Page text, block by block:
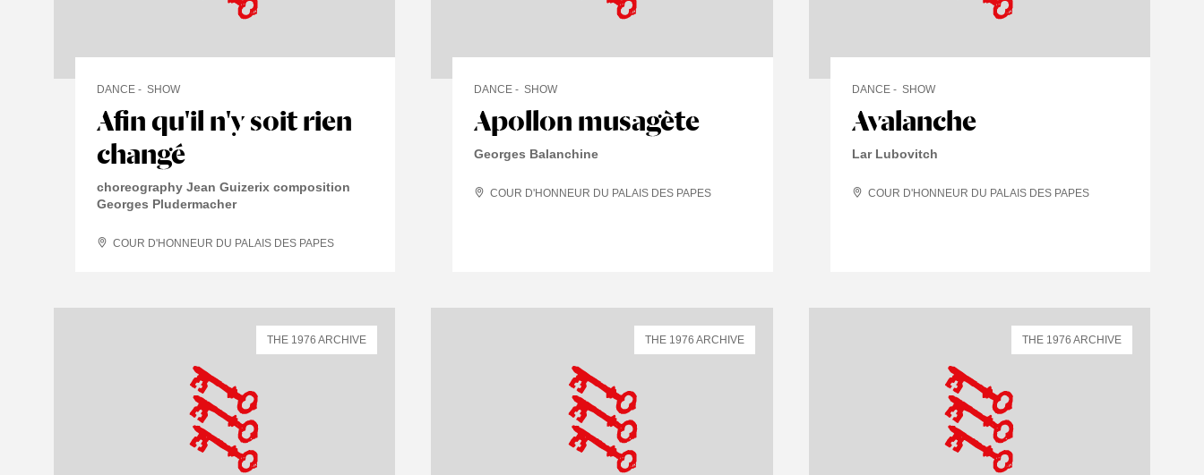
Afin qu'il n'y soit rien
changé
DANCE SHOW
choreography Jean Guizerix composition
Georges Pludermacher
COUR D'HONNEUR DU PALAIS DES PAPES
Apollon musagète
DANCE SHOW
Georges Balanchine
COUR D'HONNEUR DU PALAIS DES PAPES
Avalanche
DANCE SHOW
Lar Lubovitch
COUR D'HONNEUR DU PALAIS DES PAPES
THE 1976 ARCHIVE THE 1976 ARCHIVE THE 1976 ARCHIVE